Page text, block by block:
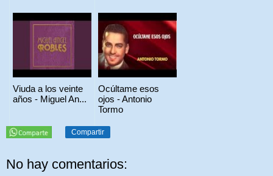
Viuda a los veinte
años - Miguel An...
Ocúltame esos
ojos - Antonio
Tormo
Compartir
No hay comentarios: